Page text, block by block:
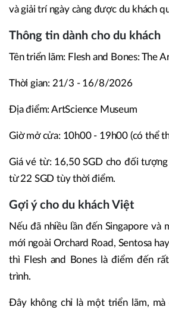
và giải trí ngày càng được du khách
Thông tin dành cho du khách
Tên triển lãm: Flesh and Bones: The
Thời gian: 21/3 - 16/8/2026
Địa điểm: ArtScience Museum
Giờ mở cửa: 10h00 - 19h00 (có thể
Giá vé từ: 16,50 SGD cho đối
từ 22 SGD tùy thời điểm.
Gợi ý cho du khách Việt
Nếu đã nhiều lần đến Singapore và
mới ngoài Orchard Road, Sentosa
thì Flesh and Bones là điểm đến
trình.
Đây không chỉ là một triển lãm, mà